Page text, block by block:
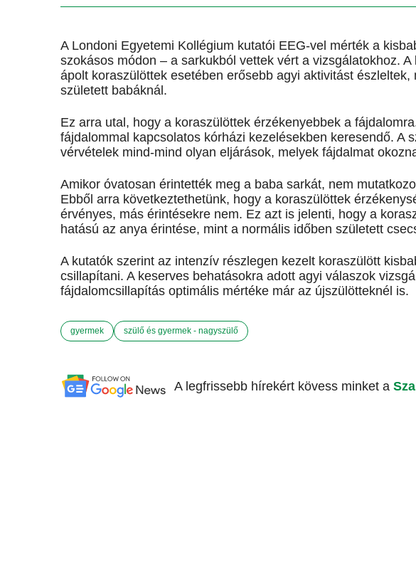
A Londoni Egyetemi Kollégium kutatói EEG-vel mérték a
szokásos módon – a sarkukból vettek vért a vizsgálatokhoz.
ápolt koraszülöttek esetében erősebb agyi aktivitást
született babáknál.
Ez arra utal, hogy a koraszülöttek érzékenyebbek a
fájdalommal kapcsolatos kórházi kezelésekben keresendő. A
vérvételek mind-mind olyan eljárások, melyek fájdalmat
Amikor óvatosan érintették meg a baba sarkát, nem
Ebből arra következtethetünk, hogy a koraszülöttek
érvényes, más érintésekre nem. Ez azt is jelenti, hogy a
hatású az anya érintése, mint a normális időben született
A kutatók szerint az intenzív részlegen kezelt koraszülött
csillapítani. A keserves behatásokra adott agyi válaszok
fájdalomcsillapítás optimális mértéke már az újszülötteknél is.
gyermek szülő és gyermek - nagyszülő
A legfrissebb hírekért kövess minket a